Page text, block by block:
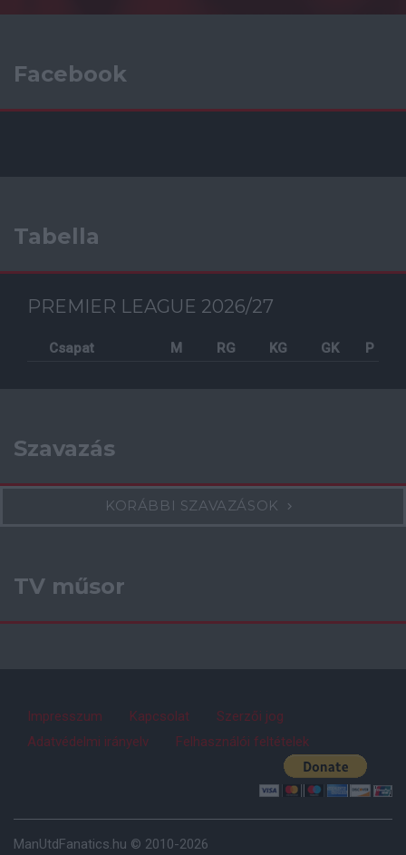
Facebook
Tabella
PREMIER LEAGUE 2026/27
Csapat M RG KG GK P
Szavazás
KORÁBBI SZAVAZÁSOK
TV műsor
Impresszum Kapcsolat
Szerzői jog
Adatvédelmi irányelv
Felhasználói feltételek
ManUtdFanatics.hu © 2010-2026